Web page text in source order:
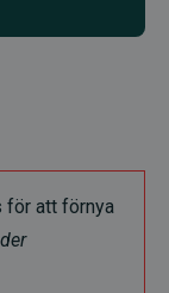
för att förnya